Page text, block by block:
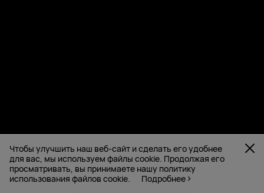
Чтобы улучшить наш веб-сайт и сделать его удобнее
для вас, мы используем файлы cookie. Продолжая его
просматривать, вы принимаете нашу политику
использования файлов cookie.
Подробнее